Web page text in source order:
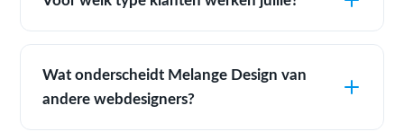
Wat onderscheidt Melange Design van
andere webdesigners?